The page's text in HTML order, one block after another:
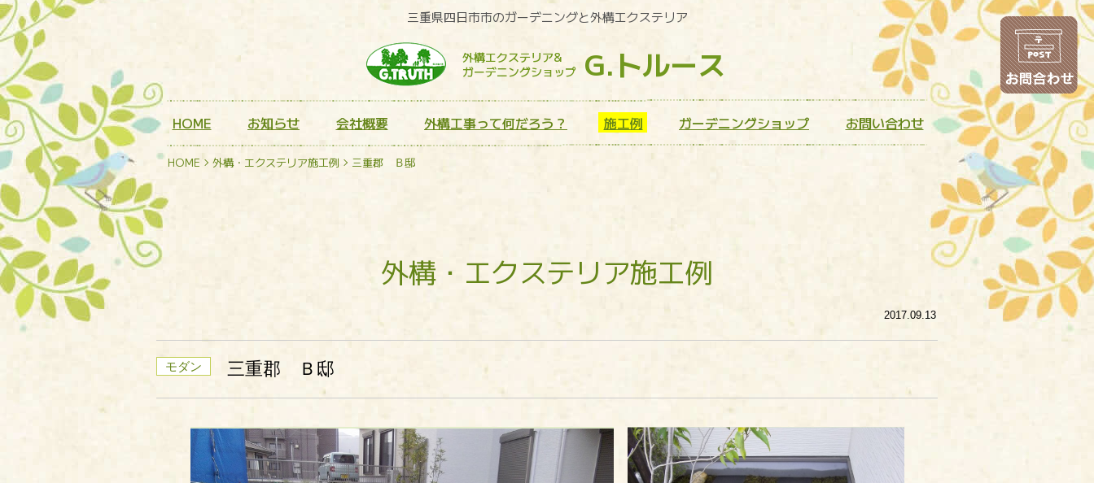
三重県四日市市のガーデニングと外構エクステリア
外構エクステリア&
ガーデニングショップ G.トルース
HOME お知らせ 会社概要 外構工事って何だろう？ 施工例 ガーデニングショップ お問い合わせ
HOME 外構・エクステリア施工例 三重郡 Ｂ邸
外構・エクステリア施工例
モダン 三重郡 Ｂ邸
2017.09.13